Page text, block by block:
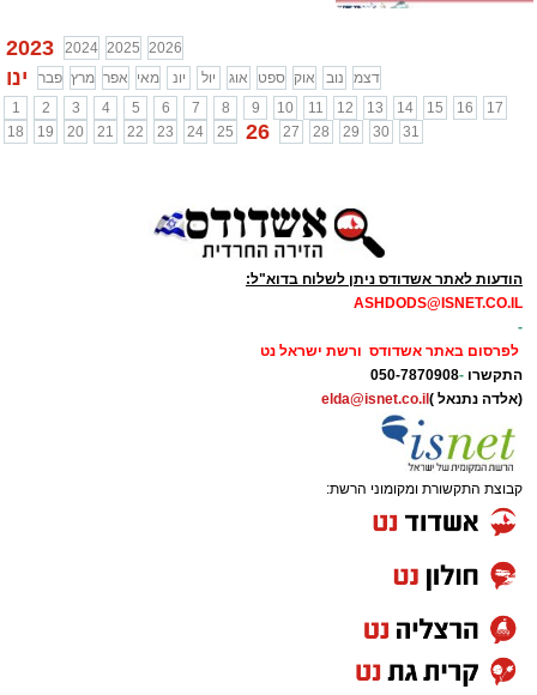
2023 2024 2025 2026
ינו פבר מרץ אפר מאי יונ יול אוג ספט אוק נוב
דצמ
1
2 3 4 5 6 7 8 9 10 11 12 13 14 15 16
17
18
19 20 21 22 23 24 25 26 27 28 29 30 31
הודעות לאתר אשדודס ניתן לשלוח בדוא"ל:
ASHDODS@ISNET.CO.IL
-
לפרסום באתר אשדודס ורשת ישראל נט
התקשרו -
050-7870908
(אלדה נתנאל ) elda@isnet.co.il
קבוצת התקשורת ומקומוני הרשת: